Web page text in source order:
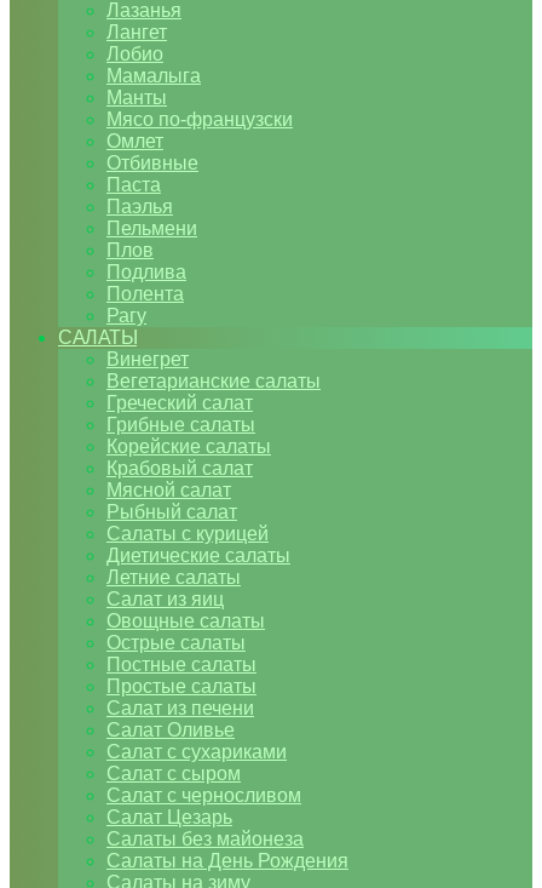
Лазанья
Лангет
Лобио
Мамалыга
Манты
Мясо по-французски
Омлет
Отбивные
Паста
Паэлья
Пельмени
Плов
Подлива
Полента
Рагу
САЛАТЫ
Винегрет
Вегетарианские салаты
Греческий салат
Грибные салаты
Корейские салаты
Крабовый салат
Мясной салат
Рыбный салат
Салаты с курицей
Диетические салаты
Летние салаты
Салат из яиц
Овощные салаты
Острые салаты
Постные салаты
Простые салаты
Салат из печени
Салат Оливье
Салат с сухариками
Салат с сыром
Салат с черносливом
Салат Цезарь
Салаты без майонеза
Салаты на День Рождения
Салаты на зиму